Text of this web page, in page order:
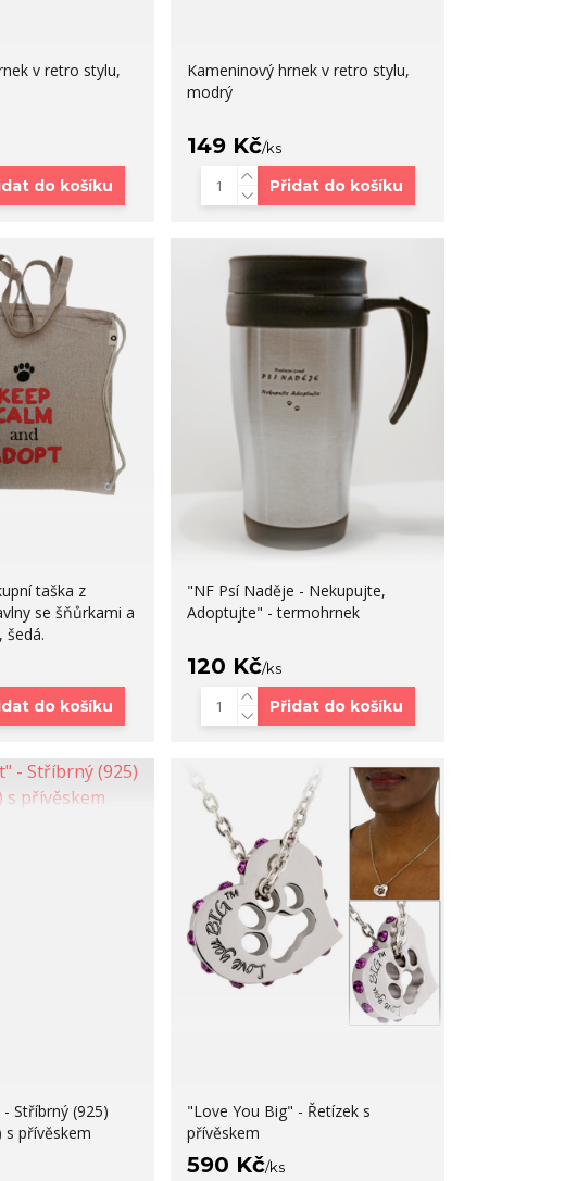
v retro stylu,
do košíku
Kameninový hrnek v retro stylu,
modrý
149 Kč/ks
Přidat do košíku
taška z
se šňůrkami a
šedá.
do košíku
"NF Psí Naděje - Nekupujte,
Adoptujte" - termohrnek
120 Kč/ks
Přidat do košíku
Stříbrný (925)
s přívěskem
"Love You Big" - Řetízek s
přívěskem
590 Kč/ks